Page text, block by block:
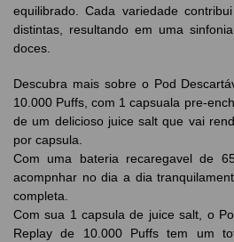
equilibrado. Cada variedade
distintas, resultando em uma
doces.
Descubra mais sobre o Pod
10.000 Puffs, com 1 capsuala pre-
de um delicioso juice salt que vai
por capsula.
Com uma bateria recaregavel de
acompnhar no dia a dia
completa.
Com sua 1 capsula de juice salt, o
Replay de 10.000 Puffs tem um